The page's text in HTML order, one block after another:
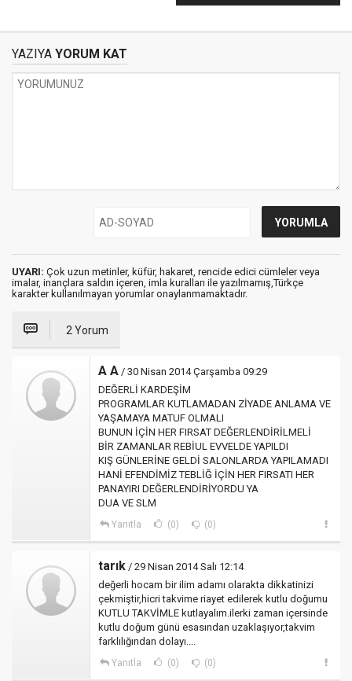
YAZIYA YORUM KAT
UYARI: Çok uzun metinler, küfür, hakaret, rencide edici cümleler veya
imalar, inançlara saldırı içeren, imla kuralları ile yazılmamış,Türkçe
karakter kullanılmayan yorumlar onaylanmamaktadır.
2 Yorum
A A / 30 Nisan 2014 Çarşamba 09:29
DEĞERLİ KARDEŞİM
PROGRAMLAR KUTLAMADAN ZİYADE ANLAMA VE
YAŞAMAYA MATUF OLMALI
BUNUN İÇİN HER FIRSAT DEĞERLENDİRİLMELİ
BİR ZAMANLAR REBİUL EVVELDE YAPILDI
KIŞ GÜNLERİNE GELDİ SALONLARDA YAPILAMADI
HANİ EFENDİMİZ TEBLİĞ İÇİN HER FIRSATI HER
PANAYIRI DEĞERLENDİRİYORDU YA
DUA VE SLM
Yanıtla (0) (0)
tarık / 29 Nisan 2014 Salı 12:14
değerli hocam bir ilim adamı olarakta dikkatinizi
çekmiştir,hicri takvime riayet edilerek kutlu doğumu
KUTLU TAKVİMLE kutlayalım.ilerki zaman içersinde
kutlu doğum günü esasından uzaklaşıyor,takvim
farklılığından dolayı....
Yanıtla (0) (0)